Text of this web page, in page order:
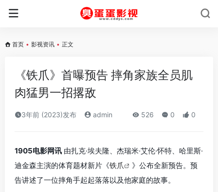
首页 • 影视资讯 • 正文
《铁爪》首曝预告 摔角家族全员肌
肉猛男一招撂敌
3年前 (2023)发布 admin 526 0 0
1905电影网讯 由扎克·埃夫隆、杰瑞米·艾伦·怀特、哈里斯·
迪金森主演的体育题材新片《铁爪
》公布全新预告。预
告讲述了一位摔角手起起落落以及他家庭的故事。